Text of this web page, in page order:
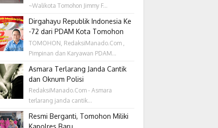
~Walikota Tomohon Jimmy F...
Dirgahayu Republik Indonesia Ke
-72 dari PDAM Kota Tomohon
TOMOHON, RedaksiManado.Com ,
Pimpinan dan Karyawan PDAM...
Asmara Terlarang Janda Cantik
dan Oknum Polisi
RedaksiManado.Com - Asmara
terlarang janda cantik...
Resmi Berganti, Tomohon Miliki